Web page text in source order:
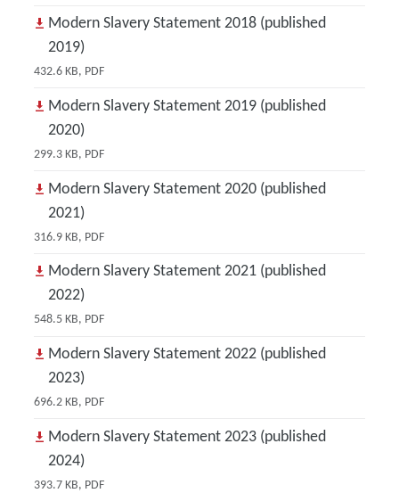
Modern Slavery Statement 2018 (published
2019)
432.6 KB, PDF
Modern Slavery Statement 2019 (published
2020)
299.3 KB, PDF
Modern Slavery Statement 2020 (published
2021)
316.9 KB, PDF
Modern Slavery Statement 2021 (published
2022)
548.5 KB, PDF
Modern Slavery Statement 2022 (published
2023)
696.2 KB, PDF
Modern Slavery Statement 2023 (published
2024)
393.7 KB, PDF